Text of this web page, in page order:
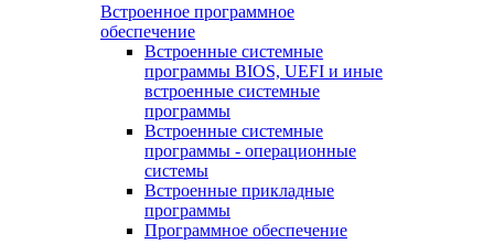
Встроенное программное
обеспечение
Встроенные системные
программы BIOS, UEFI и иные
встроенные системные
программы
Встроенные системные
программы - операционные
системы
Встроенные прикладные
программы
Программное обеспечение